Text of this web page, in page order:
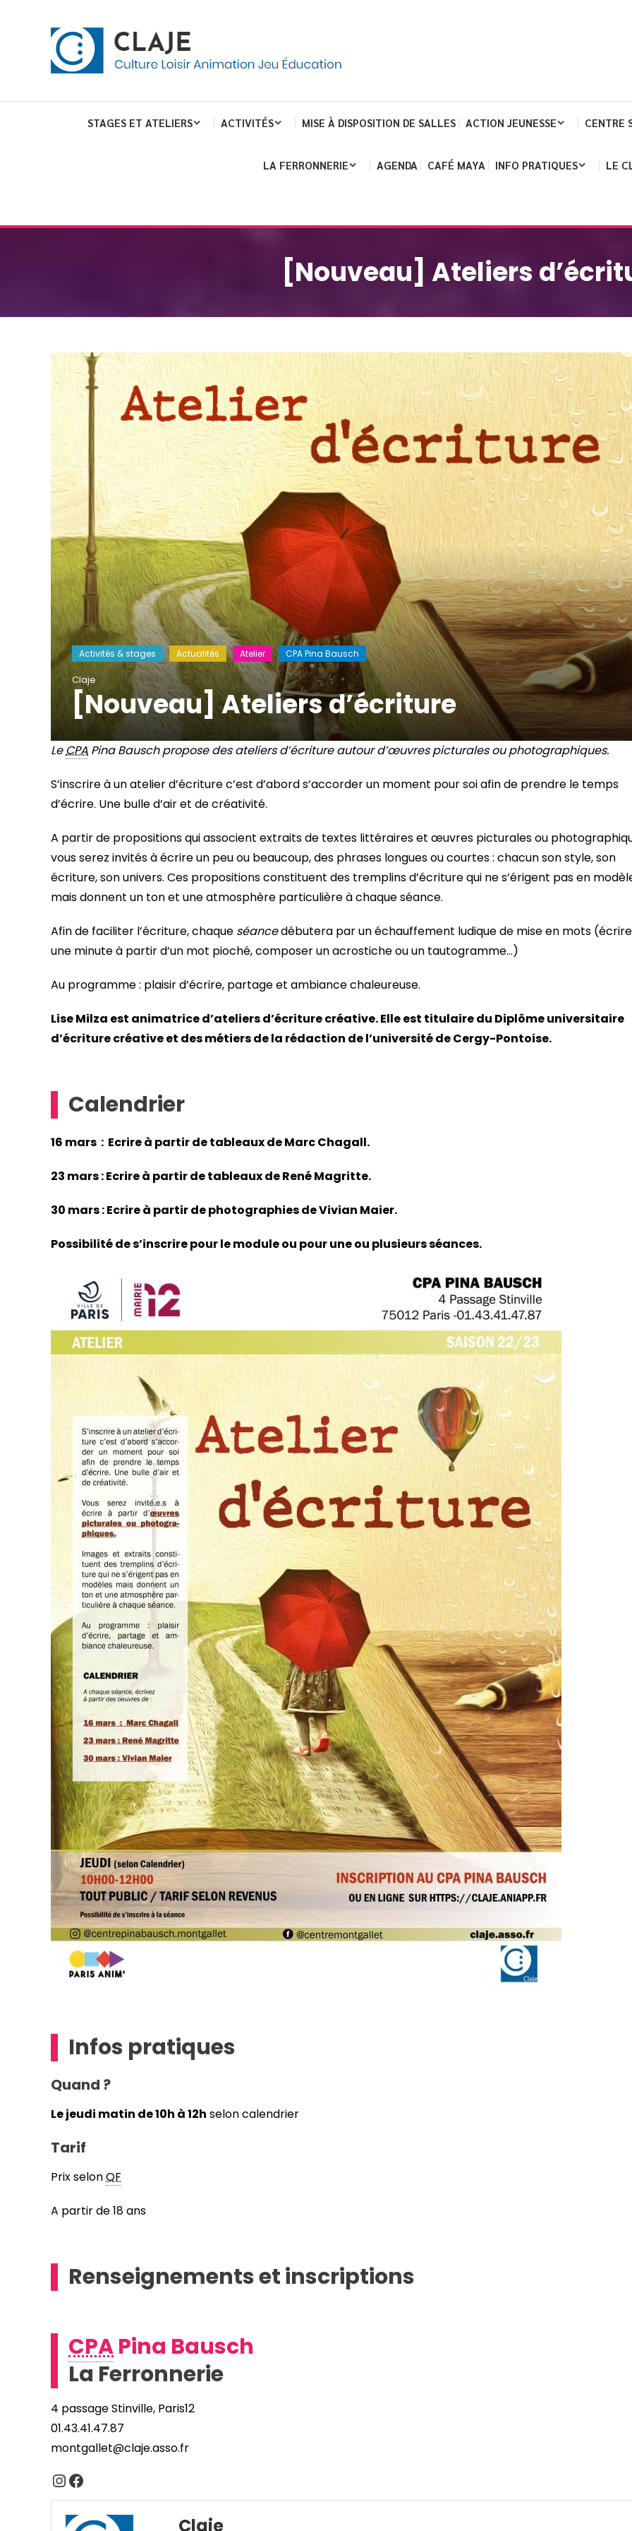
Claje
STAGES ET ATELIERS ACTIVITÉS MISE À DISPOSITION DE SALLES ACTION JEUNESSE CENTRE
LA FERRONNERIE AGENDA CAFÉ MAYA INFO PRATIQUES LE
[Nouveau] Ateliers
Activités & stages Actualités Atelier CPA Pina Bausch
Claje
[Nouveau] Ateliers d’écriture
LeCPA Pina Bausch propose des ateliers d’écriture autour d’œuvres picturales ou photographiques.
S’inscrire à un atelier d’écriture c’est d’abord s’accorder un moment pour soi afin de prendre le temps
d’écrire. Une bulle d’air et de créativité.
A partir de propositions qui associent extraits de textes littéraires et œuvres picturales ou
vous serez invités à écrire un peu ou beaucoup, des phrases longues ou courtes : chacun son style, son
écriture, son univers. Ces propositions constituent des tremplins d’écriture qui ne s’érigent pas en
mais donnent un ton et une atmosphère particulière à chaque séance.
Afin de faciliter l’écriture, chaque séancedébutera par un échauffement ludique de mise en mots (écrire
une minute à partir d’un mot pioché, composer un acrostiche ou un tautogramme…)
Au programme : plaisir d’écrire, partage et ambiance chaleureuse.
Lise Milza est animatrice d’ateliers d’écriture créative. Elle est titulaire du Diplôme universitaire
d’écriture créative et des métiers de la rédaction de l’université de Cergy-Pontoise.
Calendrier
16 mars : Ecrire à partir de tableaux de Marc Chagall.
23 mars : Ecrire à partir de tableaux de René Magritte.
30 mars : Ecrire à partir de photographies de Vivian Maier.
Possibilité de s’inscrire pour le module ou pour une ou plusieurs séances.
Infos pratiques
Quand ?
Le jeudi matin de 10h à 12h selon calendrier
Tarif
Prix selonQF
A partir de 18 ans
Renseignements et inscriptions
CPAPina Bausch
La Ferronnerie
4 passage Stinville, Paris12
01.43.41.47.87
montgallet@claje.asso.fr
Instagram
Facebook
Claje